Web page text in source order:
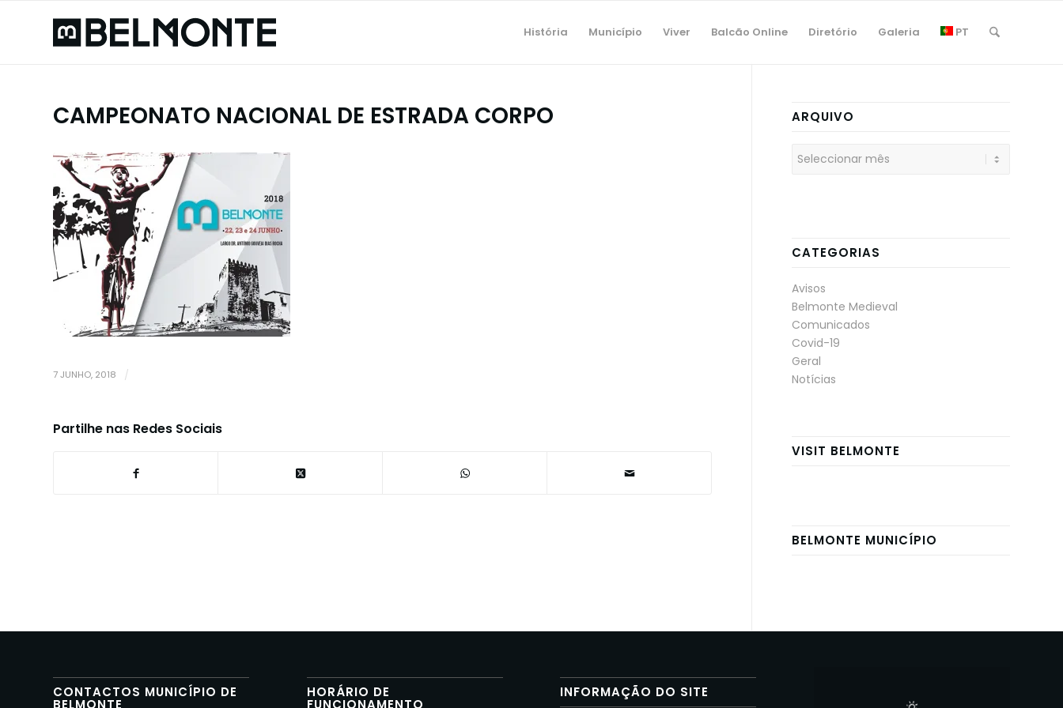
História Município Viver Balcão Online Diretório Galeria PT
CAMPEONATO NACIONAL DE ESTRADA CORPO
7 JUNHO, 2018 /
Partilhe nas Redes Sociais
ARQUIVO
CATEGORIAS
Avisos
Belmonte Medieval
Comunicados
Covid-19
Geral
Notícias
VISIT BELMONTE
BELMONTE MUNICÍPIO
CONTACTOS MUNICÍPIO DE
BELMONTE
HORÁRIO DE
FUNCIONAMENTO
INFORMAÇÃO DO SITE